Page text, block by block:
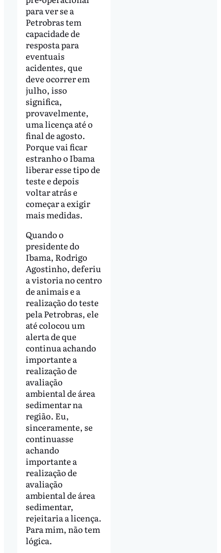
para ver se a
Petrobras tem
capacidade de
resposta para
eventuais
acidentes, que
deve ocorrer em
julho, isso
significa,
provavelmente,
uma licença até o
final de agosto.
Porque vai ficar
estranho o Ibama
liberar esse tipo de
teste e depois
voltar atrás e
começar a exigir
mais medidas.
Quando o
presidente do
Ibama, Rodrigo
Agostinho, deferiu
a vistoria no centro
de animais e a
realização do teste
pela Petrobras, ele
até colocou um
alerta de que
continua achando
importante a
realização de
avaliação
ambiental de área
sedimentar na
região. Eu,
sinceramente, se
continuasse
achando
importante a
realização de
avaliação
ambiental de área
sedimentar,
rejeitaria a licença.
Para mim, não tem
lógica.